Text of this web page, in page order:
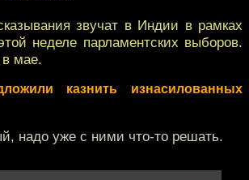
звучат в Индии в рамках
неделе парламентских выборов.
мае.
казнить изнасилованных
надо уже с ними что-то решать.